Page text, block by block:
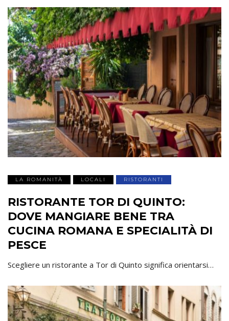
LA ROMANITÀ LOCALI RISTORANTI
RISTORANTE TOR DI QUINTO:
DOVE MANGIARE BENE TRA
CUCINA ROMANA E SPECIALITÀ DI
PESCE
Scegliere un ristorante a Tor di Quinto significa orientarsi…